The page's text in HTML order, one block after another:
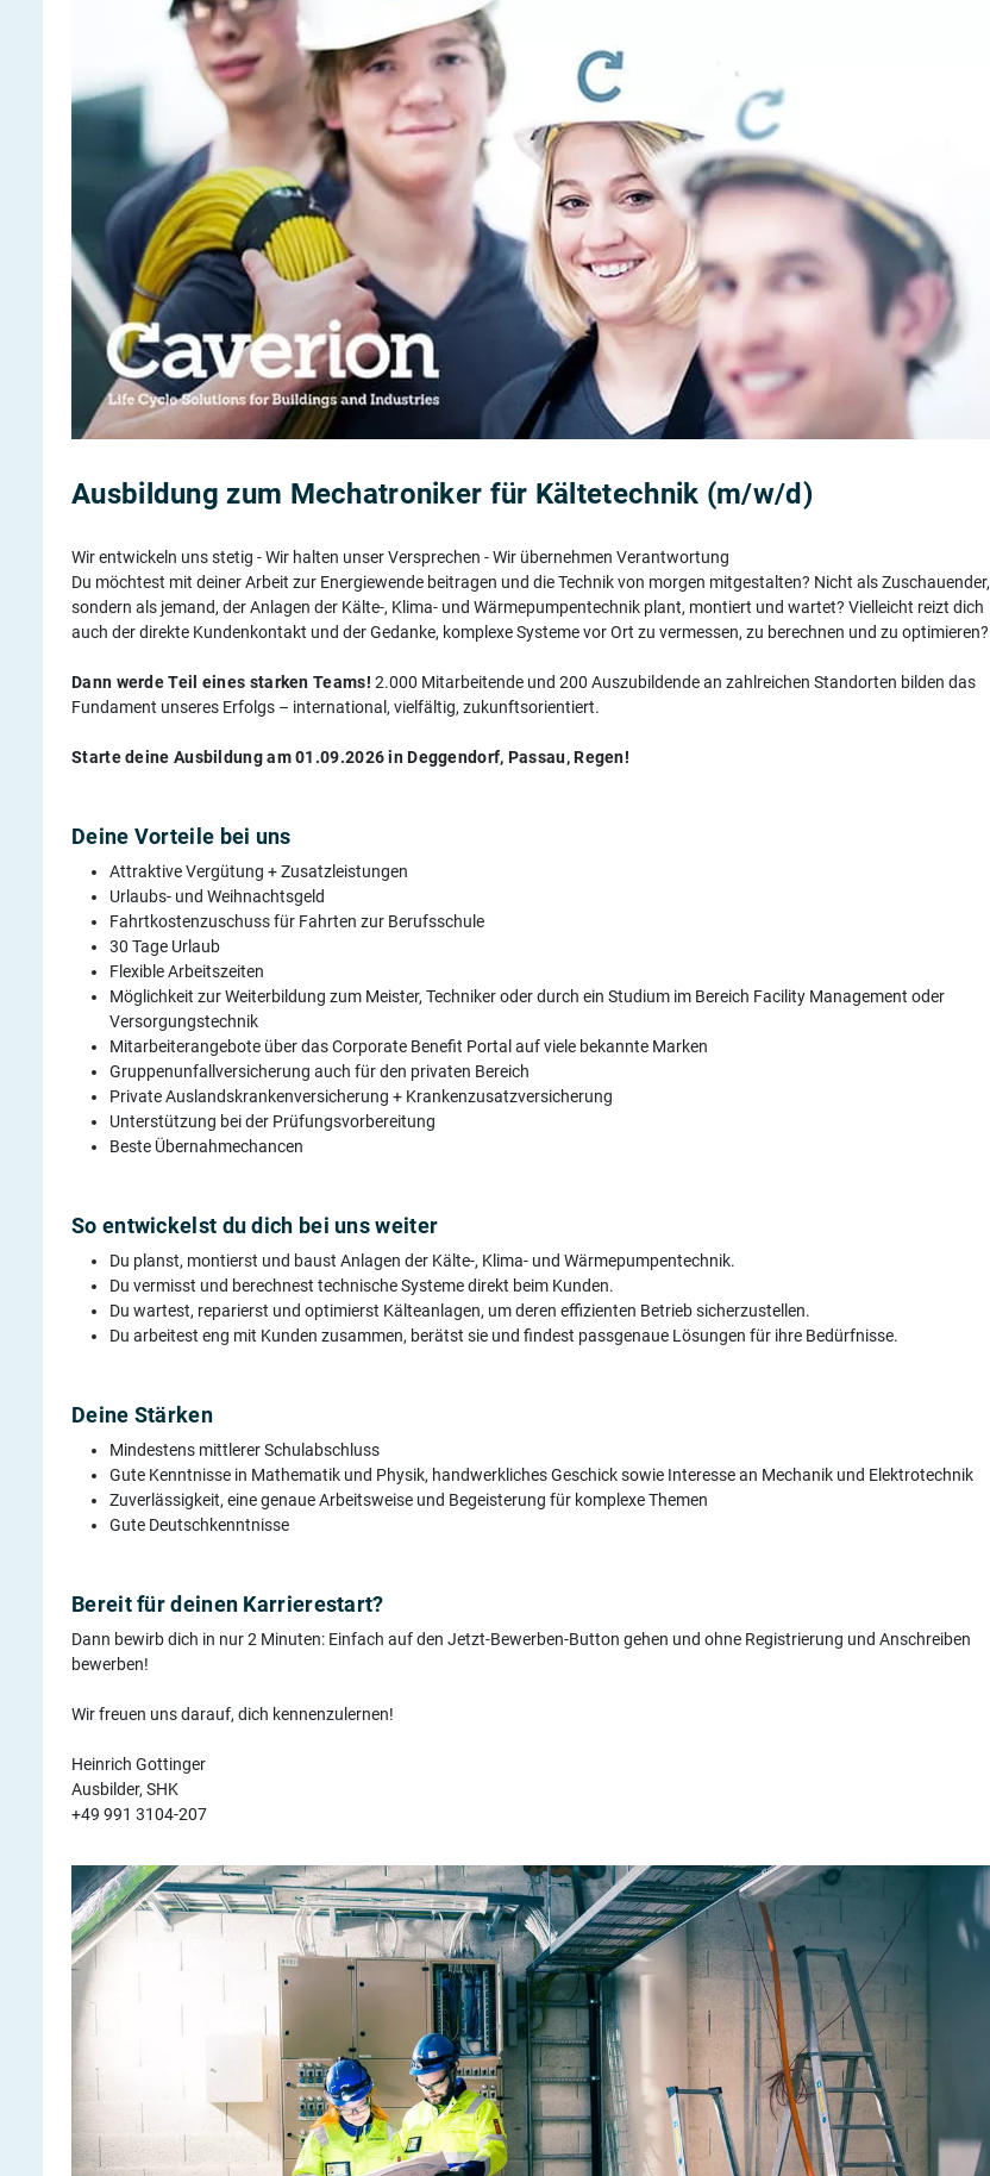
Ausbildung zum Mechatroniker für Kältetechnik (m/w/d)
Wir entwickeln uns stetig - Wir halten unser Versprechen - Wir übernehmen Verantwortung
Du möchtest mit deiner Arbeit zur Energiewende beitragen und die Technik von morgen mitgestalten? Nicht als Zuschauender,
sondern als jemand, der Anlagen der Kälte-, Klima- und Wärmepumpentechnik plant, montiert und wartet? Vielleicht reizt dich
auch der direkte Kundenkontakt und der Gedanke, komplexe Systeme vor Ort zu vermessen, zu berechnen und zu optimieren?
Dann werde Teil eines starken Teams! 2.000 Mitarbeitende und 200 Auszubildende an zahlreichen Standorten bilden das
Fundament unseres Erfolgs – international, vielfältig, zukunftsorientiert.
Starte deine Ausbildung am 01.09.2026 in Deggendorf, Passau, Regen!
Deine Vorteile bei uns
Attraktive Vergütung + Zusatzleistungen
Urlaubs- und Weihnachtsgeld
Fahrtkostenzuschuss für Fahrten zur Berufsschule
30 Tage Urlaub
Flexible Arbeitszeiten
Möglichkeit zur Weiterbildung zum Meister, Techniker oder durch ein Studium im Bereich Facility Management oder
Versorgungstechnik
Mitarbeiterangebote über das Corporate Benefit Portal auf viele bekannte Marken
Gruppenunfallversicherung auch für den privaten Bereich
Private Auslandskrankenversicherung + Krankenzusatzversicherung
Unterstützung bei der Prüfungsvorbereitung
Beste Übernahmechancen
So entwickelst du dich bei uns weiter
Du planst, montierst und baust Anlagen der Kälte-, Klima- und Wärmepumpentechnik.
Du vermisst und berechnest technische Systeme direkt beim Kunden.
Du wartest, reparierst und optimierst Kälteanlagen, um deren effizienten Betrieb sicherzustellen.
Du arbeitest eng mit Kunden zusammen, berätst sie und findest passgenaue Lösungen für ihre Bedürfnisse.
Deine Stärken
Mindestens mittlerer Schulabschluss
Gute Kenntnisse in Mathematik und Physik, handwerkliches Geschick sowie Interesse an Mechanik und Elektrotechnik
Zuverlässigkeit, eine genaue Arbeitsweise und Begeisterung für komplexe Themen
Gute Deutschkenntnisse
Bereit für deinen Karrierestart?
Dann bewirb dich in nur 2 Minuten: Einfach auf den Jetzt-Bewerben-Button gehen und ohne Registrierung und Anschreiben
bewerben!
Wir freuen uns darauf, dich kennenzulernen!
Heinrich Gottinger
Ausbilder, SHK
+49 991 3104-207